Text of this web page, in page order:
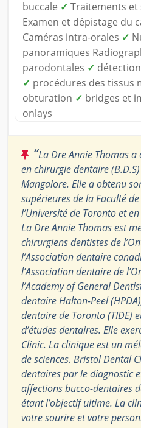
buccale ✓ Traitements
Examen et dépistage du
Caméras intra-orales ✓
panoramiques
parodontales ✓
✓ procédures des tissus
obturation ✓ bridges et
onlays
“La Dre Annie Thomas
en chirurgie dentaire
Mangalore. Elle a obtenu
supérieures de la Faculté
l’Université de Toronto et
La Dre Annie Thomas est
chirurgiens dentistes de
l’Association dentaire
l’Association dentaire de
l’Academy of General
dentaire Halton-Peel
dentaire de Toronto (TIDE)
d’études dentaires. Elle
Clinic. La clinique est un
de sciences. Bristol Dental
dentaires par le diagnostic
affections bucco-dentaires
étant l’objectif ultime. La
votre sourire et votre